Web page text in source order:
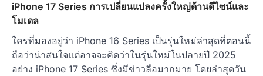
iPhone 17 Series การเปลี่ยนแปลงครั้งใหญ่ด้านดีไซน์และ
โมเดล
ใครที่มองอยู่ว่า iPhone 16 Series เป็นรุ่นใหม่ล่าสุดที่ตอนนี้
ถือว่าน่าสนใจแต่อาจจะคิดว่าในรุ่นใหม่ในปลายปี 2025
อย่าง iPhone 17 Series ซึ่งมีข่าวลือมากมาย โดยล่าสุดวัน